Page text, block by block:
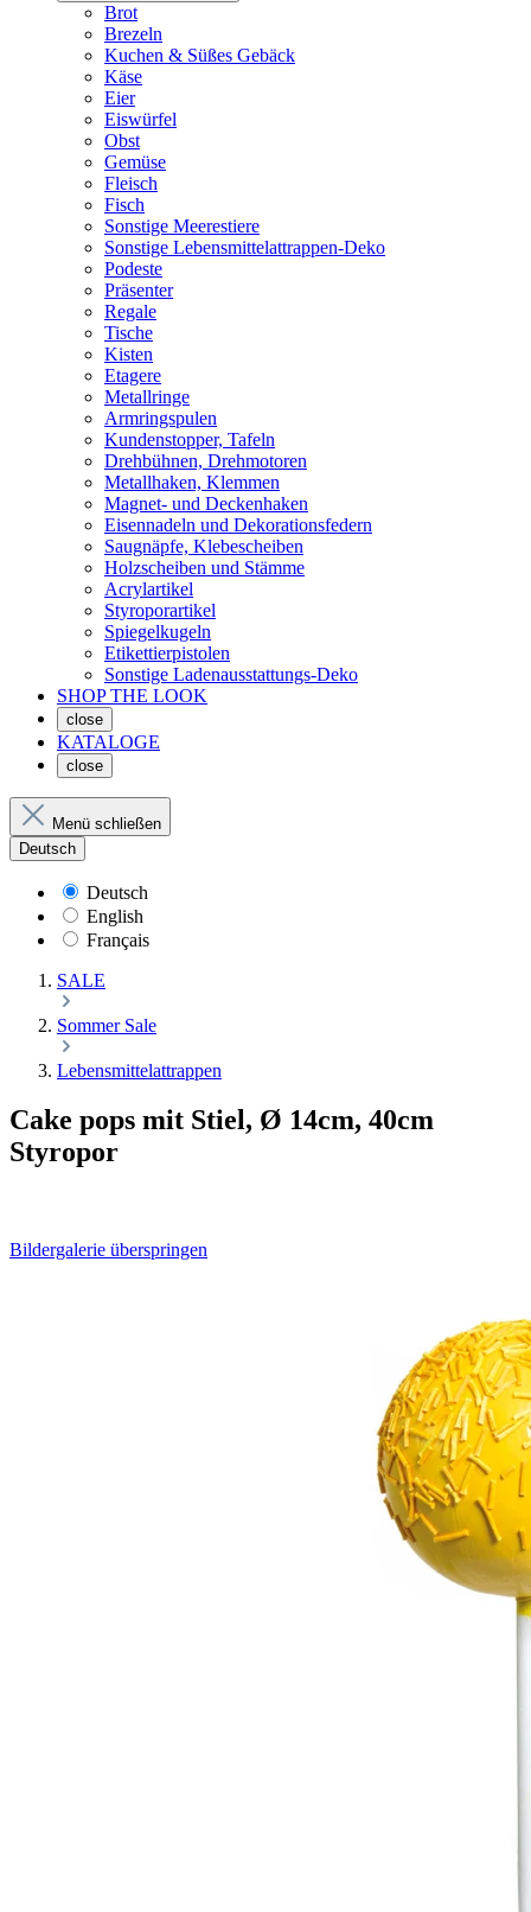
Brot
Brezeln
Kuchen & Süßes Gebäck
Käse
Eier
Eiswürfel
Obst
Gemüse
Fleisch
Fisch
Sonstige Meerestiere
Sonstige Lebensmittelattrappen-Deko
Podeste
Präsenter
Regale
Tische
Kisten
Etagere
Metallringe
Armringspulen
Kundenstopper, Tafeln
Drehbühnen, Drehmotoren
Metallhaken, Klemmen
Magnet- und Deckenhaken
Eisennadeln und Dekorationsfedern
Saugnäpfe, Klebescheiben
Holzscheiben und Stämme
Acrylartikel
Styroporartikel
Spiegelkugeln
Etikettierpistolen
Sonstige Ladenausstattungs-Deko
SHOP THE LOOK
close
KATALOGE
close
Menü schließen
Deutsch
Deutsch
English
Français
SALE
Sommer Sale
Lebensmittelattrappen
Cake pops mit Stiel, Ø 14cm, 40cm
Styropor
Bildergalerie überspringen